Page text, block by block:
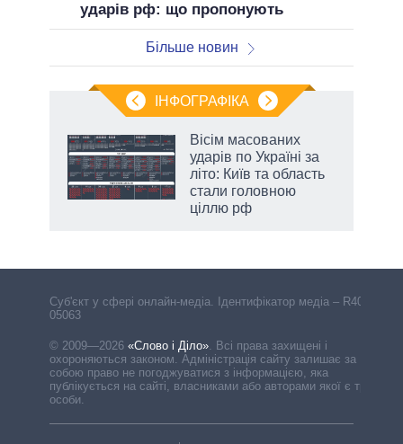
ударів рф: що пропонують
Більше новин
ІНФОГРАФІКА
Вісім масованих
ударів по Україні за
літо: Київ та область
стали головною
ціллю рф
Cуб'єкт у сфері онлайн-медіа. Ідентифікатор медіа – R40-
05063
© 2009—2026 «Слово і Діло». Всі права захищені і
охороняються законом. Адміністрація сайту залишає за
собою право не погоджуватися з інформацією, яка
публікується на сайті, власниками або авторами якої є треті
особи.